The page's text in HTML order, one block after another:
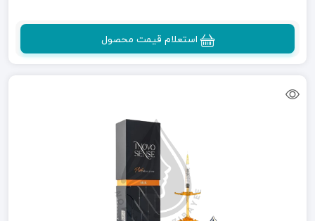
استعلام قیمت محصول